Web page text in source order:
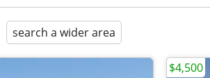
search a wider area
$4,500